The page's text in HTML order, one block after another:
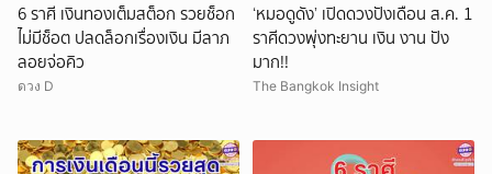
6 ราศี เงินทองเต็มสต็อก รวยช็อก
ไม่มีช็อต ปลดล็อกเรื่องเงิน มีลาภ
ลอยจ่อคิว
ดวง D
‘หมอดูดัง’ เปิดดวงปังเดือน ส.ค. 1
ราศีดวงพุ่งทะยาน เงิน งาน ปัง
มาก!!
The Bangkok Insight